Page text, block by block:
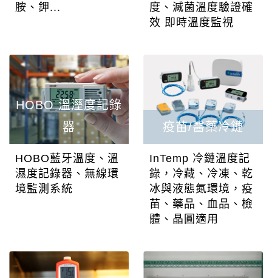
胺、鉀...
度、滅菌溫度驗證確
效 即時溫度監視
HOBO 溫溼度記錄
器
HOBO藍牙溫度、溫
濕度記錄器、無線環
境監測系統
疫苗/醫藥冷鏈
InTemp 冷鏈溫度記
錄，冷藏、冷凍、乾
冰與液態氮環境，疫
苗、藥品、血品、檢
體、晶圓適用